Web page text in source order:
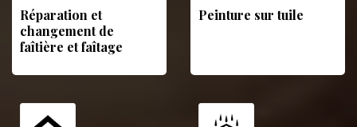
Réparation et
changement de
faîtière et faîtage
Peinture sur tuile